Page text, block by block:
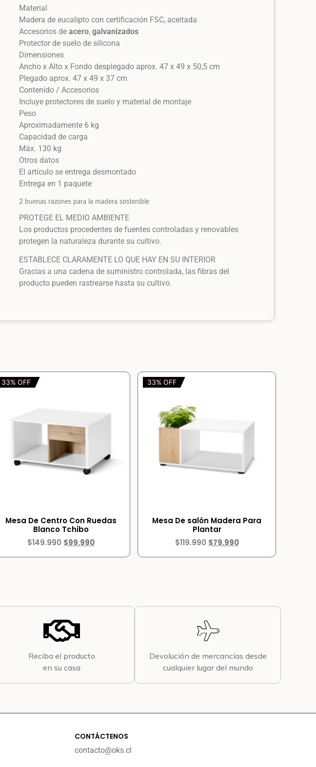
Material
Madera de eucalipto con certificación FSC, aceitada
Accesorios deacero,galvanizados
Protector de suelo de silicona
Dimensiones
Ancho x Alto x Fondo desplegado aprox. 47 x 49 x 50,5 cm
Plegado aprox. 47 x 49 x 37 cm
Contenido / Accesorios
Incluye protectores de suelo y material de montaje
Peso
Aproximadamente 6 kg
Capacidad de carga
Máx. 130 kg
Otros datos
El artículo se entrega desmontado
Entrega en 1 paquete
2 buenas razones para la madera sostenible
PROTEGE EL MEDIO AMBIENTE
Los productos procedentes de fuentes controladas y renovables
protegen la naturaleza durante su cultivo.
ESTABLECE CLARAMENTE LO QUE HAY EN SU INTERIOR
Gracias a una cadena de suministro controlada, las fibras del
producto pueden rastrearse hasta su cultivo.
33% OFF
Mesa De Centro Con Ruedas
Blanco Tchibo
$149.990 $99.990
33% OFF
Mesa De salón Madera Para
Plantar
$119.990 $79.990
Reciba el producto
en su casa
Devolución de mercancías desde
cualquier lugar del mundo
CONTÁCTENOS
contacto@oks.cl